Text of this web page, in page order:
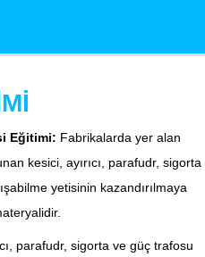
Eğitimi: Fabrikalarda yer alan
kesici, ayırıcı, parafudr, sigorta
yetisinin kazandırılmaya
parafudr, sigorta ve güç trafosu